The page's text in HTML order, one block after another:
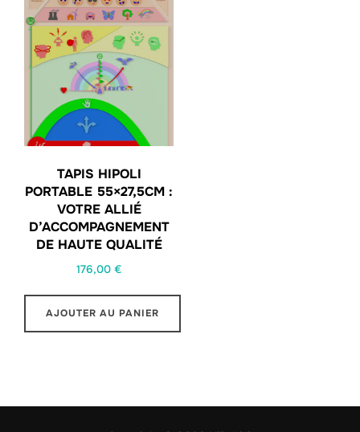
TAPIS HIPOLI
PORTABLE 55×27,5CM :
VOTRE ALLIÉ
D’ACCOMPAGNEMENT
DE HAUTE QUALITÉ
176,00 €
AJOUTER AU PANIER